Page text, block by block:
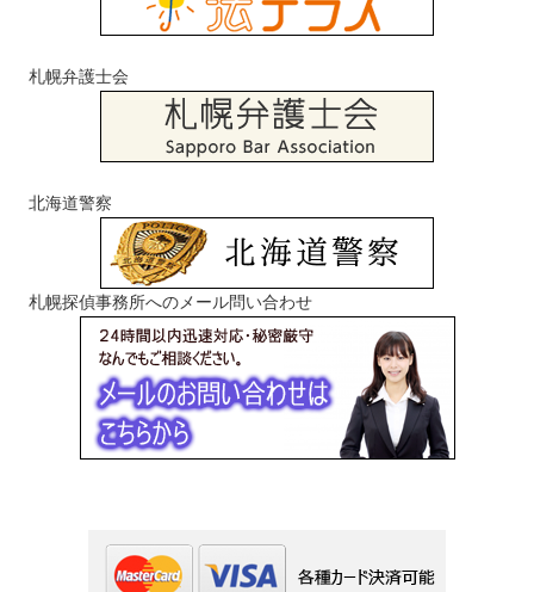
札幌弁護士会
北海道警察
札幌探偵事務所へのメール問い合わせ